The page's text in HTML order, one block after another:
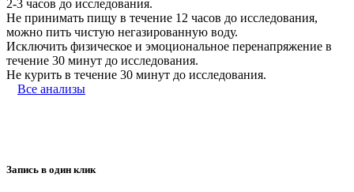
2-3 часов до исследования.
Не принимать пищу в течение 12 часов до исследования,
можно пить чистую негазированную воду.
Исключить физическое и эмоциональное перенапряжение в
течение 30 минут до исследования.
Не курить в течение 30 минут до исследования.
Все анализы
Запись в один клик